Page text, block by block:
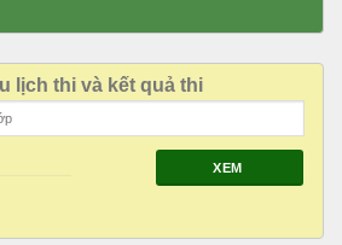
lịch thi và kết quả thi
XEM